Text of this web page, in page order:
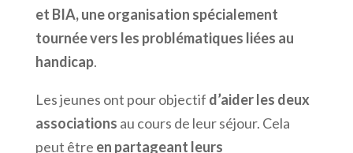
et BIA, une organisation spécialement
tournée vers les problématiques liées au
handicap.
Les jeunes ont pour objectif d’aider les deux
associations au cours de leur séjour. Cela
peut être en partageant leurs